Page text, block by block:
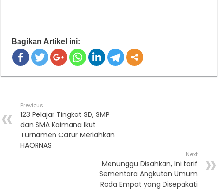
Bagikan Artikel ini:
Previous
123 Pelajar Tingkat SD, SMP
dan SMA Kaimana Ikut
Turnamen Catur Meriahkan
HAORNAS
Next
Menunggu Disahkan, Ini tarif
Sementara Angkutan Umum
Roda Empat yang Disepakati